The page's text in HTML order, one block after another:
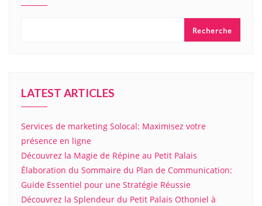
Recherche
LATEST ARTICLES
Services de marketing Solocal: Maximisez votre
présence en ligne
Découvrez la Magie de Répine au Petit Palais
Élaboration du Sommaire du Plan de Communication:
Guide Essentiel pour une Stratégie Réussie
Découvrez la Splendeur du Petit Palais Othoniel à